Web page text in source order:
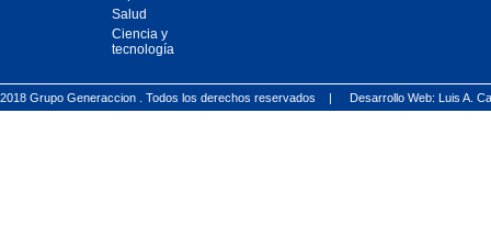
Salud
Ciencia y
tecnología
2018 Grupo Generaccion . Todos los derechos reservados | Desarrollo Web: Luis